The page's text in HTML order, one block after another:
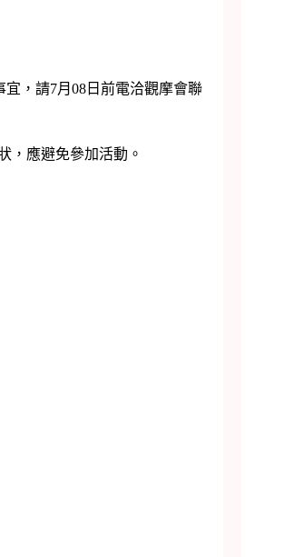
，請7月08日前電洽觀摩會聯
應避免參加活動。